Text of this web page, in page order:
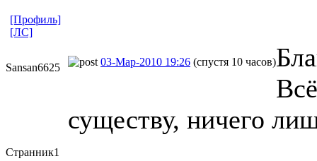
[Профиль]
[ЛС]
Sansan6625 03-Мар-2010 19:26 (спустя 10 часов)
существу, ничего
Странник1